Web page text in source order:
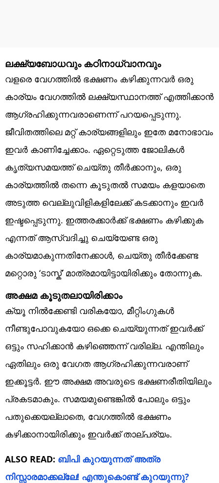
ലക്ഷ്യബോധവും കഠിനാധ്വാനവും
വളരെ വേഗത്തിൽ ഭക്ഷണം കഴിക്കുന്നവർ ഒരു
കാര്യം വേഗത്തിൽ ലക്ഷ്യസ്ഥാനത്ത് എത്തിക്കാൻ
ആഗ്രഹിക്കുന്നവരാണെന്ന് പറയപ്പെടുന്നു.
ജീവിതത്തിലെ മറ്റ് കാര്യങ്ങളിലും ഇതേ മനോഭാവം
ഇവർ കാണിച്ചേക്കാം. ഏറ്റെടുത്ത ജോലികൾ
കൃത്യസമയത്ത് ചെയ്തു തീർക്കാനും, ഒരു
കാര്യത്തിൽ തന്നെ കൂടുതൽ സമയം കളയാതെ
അടുത്ത വെല്ലുവിളികളിലേക്ക് കടക്കാനും ഇവർ
ഇഷ്ടപ്പെടുന്നു. ഇത്തരക്കാർക്ക് ഭക്ഷണം കഴിക്കുക
എന്നത് ആസ്വദിച്ചു ചെയ്യേണ്ട ഒരു
കാര്യമാകുന്നതിനേക്കാൾ, ചെയ്തു തീർക്കേണ്ട
മറ്റൊരു ‘ടാസ്ക്’ മാത്രമായിട്ടായിരിക്കും തോന്നുക.
അക്ഷമ കൂടുതലായിരിക്കാം
ക്യൂ നിൽക്കേണ്ടി വരികയോ, മീറ്റിംഗുകൾ
നീണ്ടുപോവുകയോ ഒക്കെ ചെയ്യുന്നത് ഇവർക്ക്
ഒട്ടും സഹിക്കാൻ കഴിഞ്ഞെന്ന് വരില്ല. എന്തിലും
ഏതിലും ഒരു വേഗത ആഗ്രഹിക്കുന്നവരാണ്
ഇക്കൂട്ടർ. ഈ അക്ഷമ അവരുടെ ഭക്ഷണരീതിയിലും
പ്രകടമാകും. സമയമുണ്ടെങ്കിൽ പോലും ഒട്ടും
പതുക്കെയല്ലാതെ, വേഗത്തിൽ ഭക്ഷണം
കഴിക്കാനായിരിക്കും ഇവർക്ക് താല്പര്യം.
ALSO READ: ബിപി കുറയുന്നത് അത്ര
നിസ്സാരമാക്കല്ലേ! എന്തുകൊണ്ട് കുറയുന്നു?